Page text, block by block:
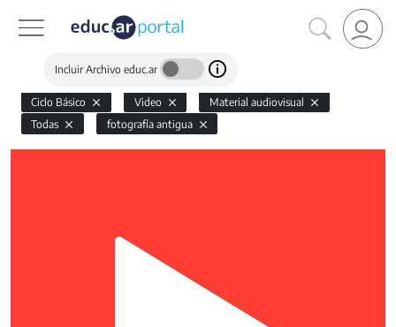
Incluir Archivo educ.ar
Ciclo Básico Video
Material audiovisual
Todas
fotografía antigua